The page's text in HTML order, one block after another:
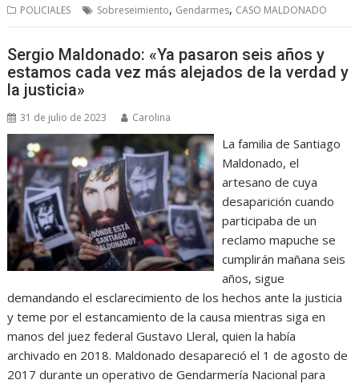
POLICIALES Sobreseimiento, Gendarmes, CASO MALDONADO
Sergio Maldonado: «Ya pasaron seis años y
estamos cada vez más alejados de la verdad y
la justicia»
31 de julio de 2023 Carolina
La familia de Santiago
Maldonado, el
artesano de cuya
desaparición cuando
participaba de un
reclamo mapuche se
cumplirán mañana seis
años, sigue
demandando el esclarecimiento de los hechos ante la justicia
y teme por el estancamiento de la causa mientras siga en
manos del juez federal Gustavo Lleral, quien la había
archivado en 2018. Maldonado desapareció el 1 de agosto de
2017 durante un operativo de Gendarmería Nacional para